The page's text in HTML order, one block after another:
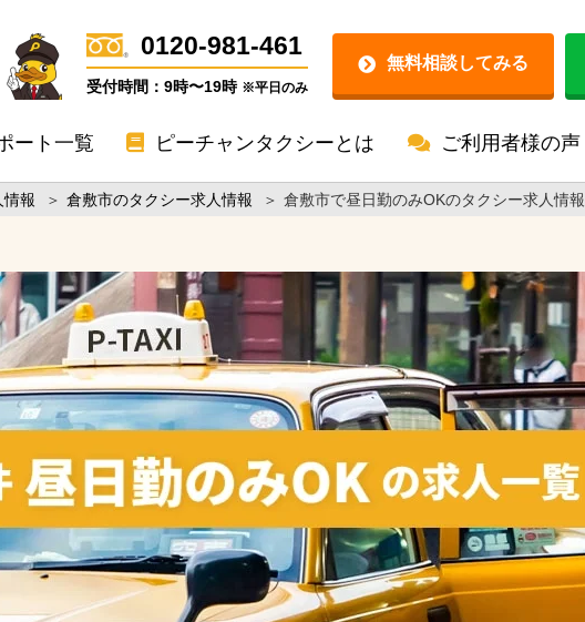
0120-981-461
受付時間：9時〜19時 ※平日のみ
無料相談してみる
ート一覧 ピーチャンタクシーとは ご利用者様の声
情報 ＞ 倉敷市のタクシー求人情報 ＞ 倉敷市で昼日勤のみOKのタクシー求人情報